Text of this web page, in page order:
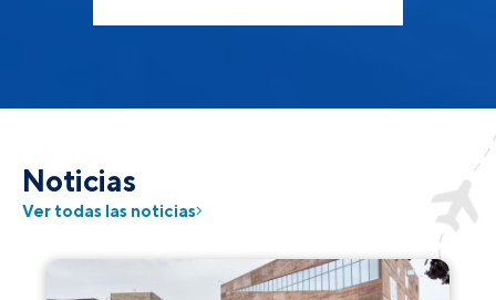
Noticias
Ver todas las noticias